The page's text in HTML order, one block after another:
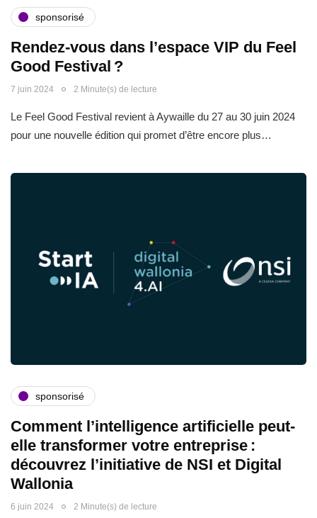
sponsorisé
Rendez-vous dans l’espace VIP du Feel
Good Festival ?
7 juin 2024 2 Minute(s) de lecture
Le Feel Good Festival revient à Aywaille du 27 au 30 juin 2024
pour une nouvelle édition qui promet d’être encore plus…
sponsorisé
Comment l’intelligence artificielle peut-
elle transformer votre entreprise :
découvrez l’initiative de NSI et Digital
Wallonia
6 juin 2024 2 Minute(s) de lecture